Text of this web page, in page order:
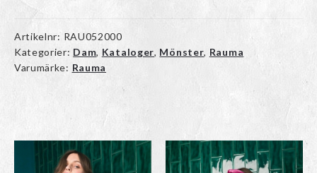
Artikelnr: RAU052000
Kategorier: Dam, Kataloger, Mönster, Rauma
Varumärke: Rauma